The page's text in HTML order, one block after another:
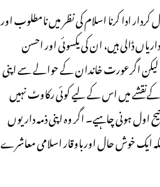
ادا کرنا اسلام کی نظر میں نامطلوب اور
ڈالی ہیں، ان کی یکسوئی اور احسن
لیکن اگرعورت خاندان کے حوالے سے اپنی
کےنقشے میں اس کے لیے کوئی رکاوٹ نہیں
ہونی چاہیے۔ اگر وہ اپنی ذمہ داریوں
ایک خوش حال اورباوقار اسلامی معاشرے